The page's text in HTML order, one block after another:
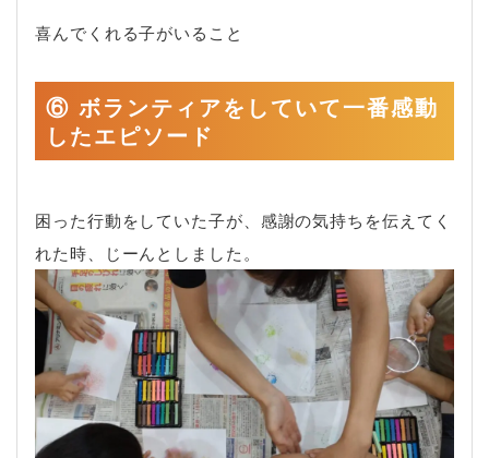
喜んでくれる子がいること
⑥ ボランティアをしていて一番感動
したエピソード
困った行動をしていた子が、感謝の気持ちを伝えてく
れた時、じーんとしました。